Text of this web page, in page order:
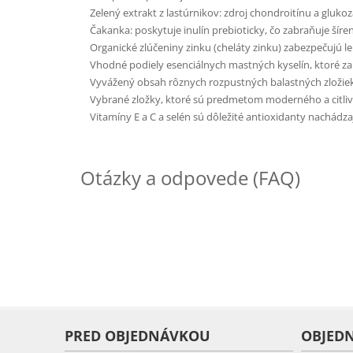
Zelený extrakt z lastúrnikov: zdroj chondroitínu a
Čakanka: poskytuje inulín prebioticky, čo zabraňuje
Organické zlúčeniny zinku (cheláty zinku) zabezpečujú
Vhodné podiely esenciálnych mastných kyselín, ktoré
Vyvážený obsah rôznych rozpustných balastných
Vybrané zložky, ktoré sú predmetom moderného a
Vitamíny E a C a selén sú dôležité antioxidanty
Otázky a odpovede (FAQ)
PRED OBJEDNÁVKOU